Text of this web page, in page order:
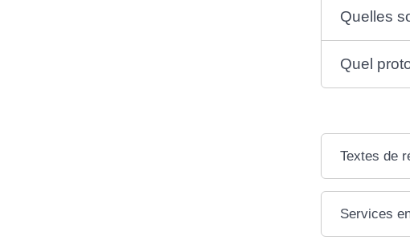
Quelles
Quel
Textes de
Services